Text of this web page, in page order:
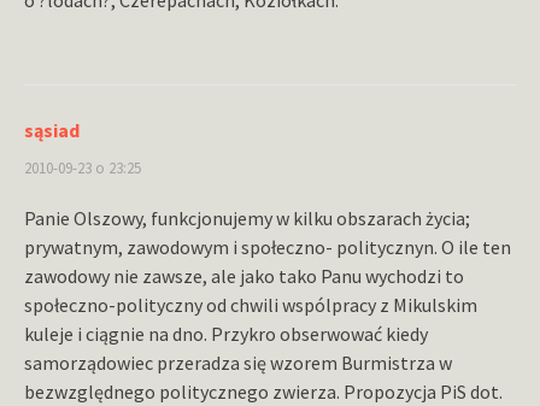
sąsiad
2010-09-23 o 23:25
Panie Olszowy, funkcjonujemy w kilku obszarach życia;
prywatnym, zawodowym i społeczno- politycznyn. O ile ten
zawodowy nie zawsze, ale jako tako Panu wychodzi to
społeczno-polityczny od chwili wspólpracy z Mikulskim
kuleje i ciągnie na dno. Przykro obserwować kiedy
samorządowiec przeradza się wzorem Burmistrza w
bezwzględnego politycznego zwierza. Propozycja PiS dot.